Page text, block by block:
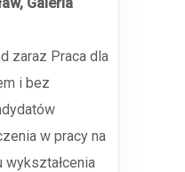
zaraz Praca dla
i bez
w pracy na